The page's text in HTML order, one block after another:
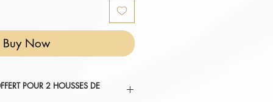
Buy Now
POUR 2 HOUSSES DE